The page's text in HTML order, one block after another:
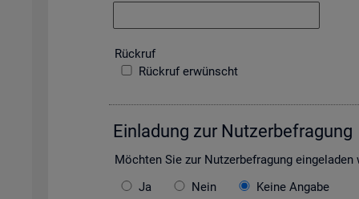
Rück­ruf
Rückruf erwünscht
Ein­la­dung zur Nut­zer­be­fra­gung
Möch­ten Sie zur Nut­zer­be­fra­gung ein­ge­la­den
Ja
Nein Keine Angabe